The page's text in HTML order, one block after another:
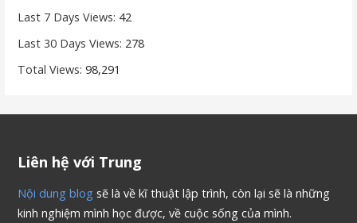
Last 7 Days Views: 42
Last 30 Days Views: 278
Total Views:98,291
Liên hệ với Trung
Nội dung blog sẽ là về kĩ thuật lập trình, còn lại sẽ là những
kinh nghiệm mình học được, về cuộc sống của mình.